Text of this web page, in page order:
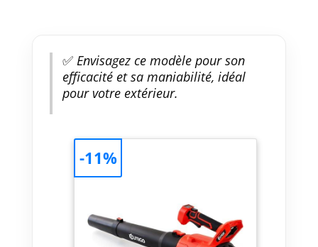
✅Envisagez ce modèle pour son
efficacité et sa maniabilité, idéal
pour votre extérieur.
-11%